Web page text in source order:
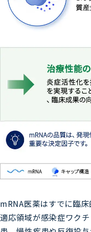
mRNA医薬はすでに臨
適応領域が感染症ワク